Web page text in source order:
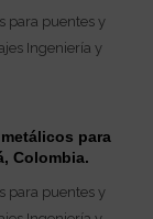
para
Colombia.